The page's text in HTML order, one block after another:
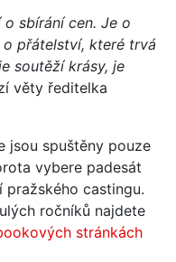
o sbírání cen. Je o
přátelství, které trvá
soutěží krásy, je
věty ředitelka
jsou spuštěny pouze
vybere padesát
pražského castingu.
ročníků najdete
stránkách